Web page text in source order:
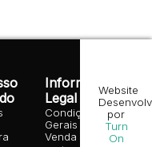
Informação
Legal
Condições
Gerais de
Venda
Website
por
Turn
On